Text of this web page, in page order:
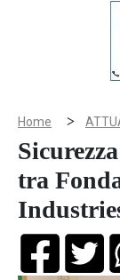
Home >
tra